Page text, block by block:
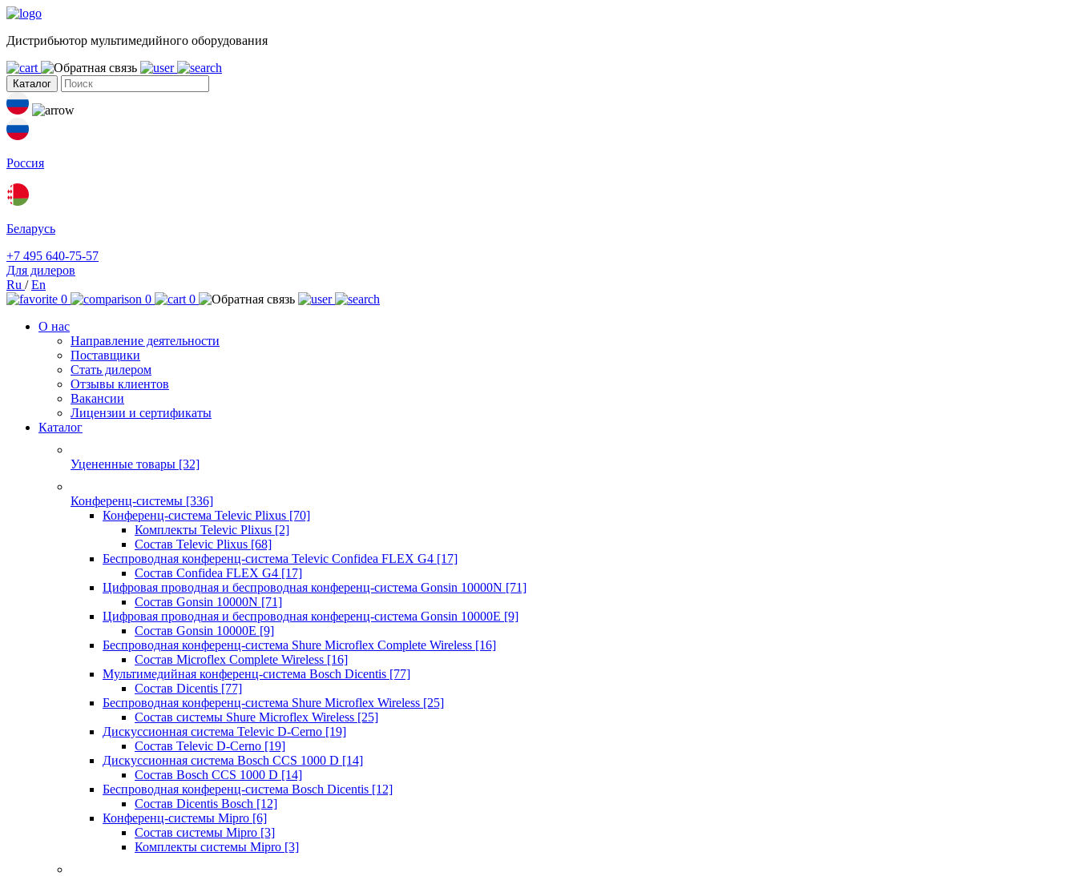
Дистрибьютор мультимедийного оборудования
Каталог
Россия
Беларусь
+7 495 640-75-57
Для дилеров
Ru /En
0
0
0
О нас
Направление деятельности
Поставщики
Стать дилером
Отзывы клиентов
Вакансии
Лицензии и сертификаты
Каталог
Уцененные товары [32]
Конференц-системы [336]
Конференц-система Televic Plixus [70]
Комплекты Televic Plixus [2]
Состав Televic Plixus [68]
Беспроводная конференц-система Televic Confidea FLEX G4 [17]
Состав Confidea FLEX G4 [17]
Цифровая проводная и беспроводная конференц-система Gonsin 10000N [71]
Состав Gonsin 10000N [71]
Цифровая проводная и беспроводная конференц-система Gonsin 10000E [9]
Состав Gonsin 10000E [9]
Беспроводная конференц-система Shure Microflex Complete Wireless [16]
Состав Microflex Complete Wireless [16]
Мультимедийная конференц-система Bosch Dicentis [77]
Состав Dicentis [77]
Беспроводная конференц-система Shure Microflex Wireless [25]
Состав системы Shure Microflex Wireless [25]
Дискуссионная система Televic D-Cerno [19]
Состав Televic D-Cerno [19]
Дискуссионная система Bosch CCS 1000 D [14]
Состав Bosch CCS 1000 D [14]
Беспроводная конференц-система Bosch Dicentis [12]
Состав Dicentis Bosch [12]
Конференц-системы Mipro [6]
Состав системы Mipro [3]
Комплекты системы Mipro [3]